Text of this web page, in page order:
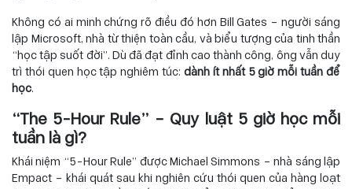
Không có ai minh chứng rõ điều đó hơn Bill Gates – người sáng
lập Microsoft, nhà từ thiện toàn cầu, và biểu tượng của tinh thần
“học tập suốt đời”. Dù đã đạt đỉnh cao thành công, ông vẫn duy
trì thói quen học tập nghiêm túc: dành ít nhất 5 giờ mỗi tuần để
học.
“The 5-Hour Rule” – Quy luật 5 giờ học mỗi
tuần là gì?
Khái niệm “5-Hour Rule” được Michael Simmons – nhà sáng lập
Empact – khái quát sau khi nghiên cứu thói quen của hàng loạt